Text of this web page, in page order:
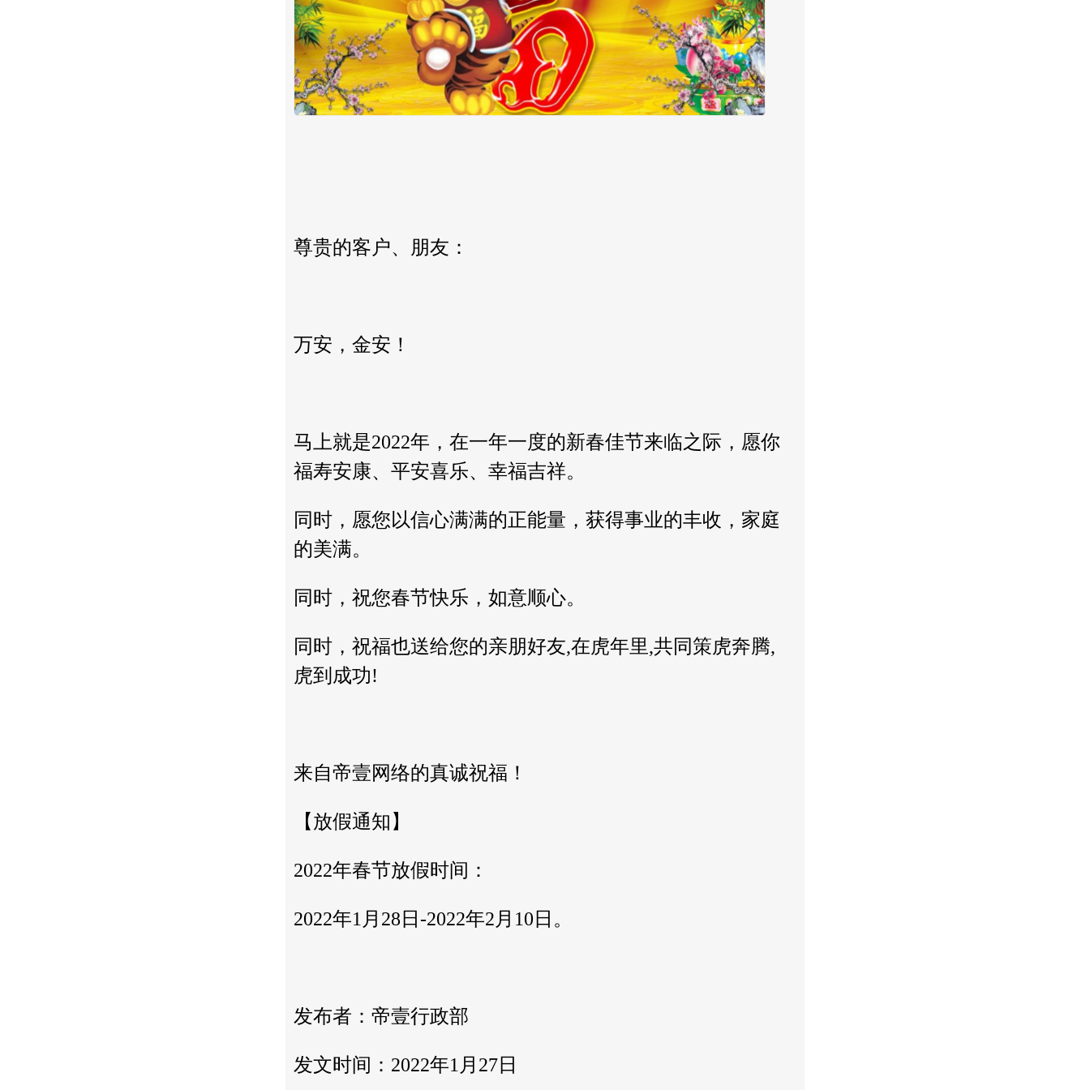
尊贵的客户、朋友：
万安，金安！
马上就是2022年，在一年一度的新春佳节来临之际，愿你
福寿安康、平安喜乐、幸福吉祥。
同时，愿您以信心满满的正能量，获得事业的丰收，家庭
的美满。
同时，祝您春节快乐，如意顺心。
同时，祝福也送给您的亲朋好友,在虎年里,共同策虎奔腾,
虎到成功!
来自帝壹网络的真诚祝福！
【放假通知】
2022年春节放假时间：
2022年1月28日-2022年2月10日。
发布者：帝壹行政部
发文时间：2022年1月27日